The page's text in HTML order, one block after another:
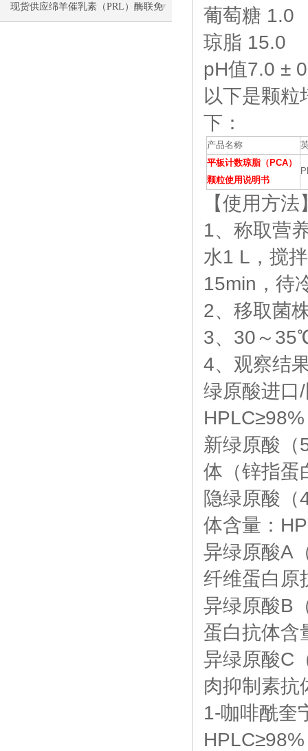
现货供应绵羊催乳素（PRL）酶联免
葡萄糖 1.0
琼脂 15.0
pH值7.0 ±
以下是颗粒
下：
产品名称
平板计数琼脂（PCA）
颗粒使用说明书
【使用方法
1、称取营
水1 L，搅
15min，待
2、移取菌
3、30～
4、观察结
绿原酸进口
HPLC≥98%
新绿原酸
体（锌指蛋
隐绿原酸
体含量：
异绿原酸A
纤维蛋白原
异绿原酸B
蛋白抗体含
异绿原酸C
肉抑制素抗
1-咖啡酰奎
HPLC≥98%